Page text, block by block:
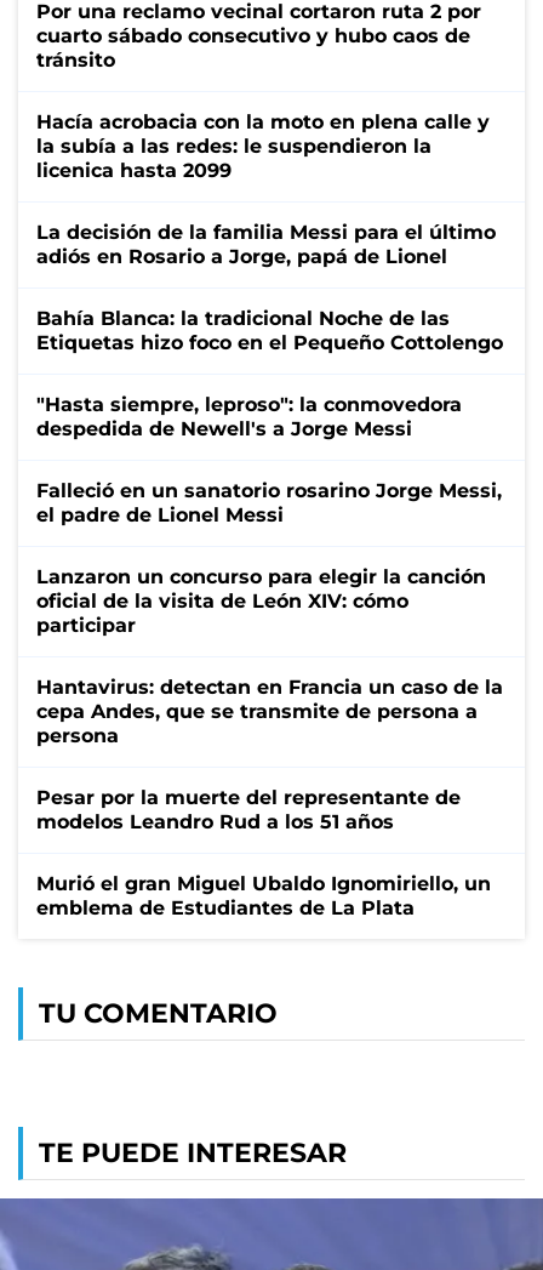
Por una reclamo vecinal cortaron ruta 2 por
cuarto sábado consecutivo y hubo caos de
tránsito
Hacía acrobacia con la moto en plena calle y
la subía a las redes: le suspendieron la
licenica hasta 2099
La decisión de la familia Messi para el último
adiós en Rosario a Jorge, papá de Lionel
Bahía Blanca: la tradicional Noche de las
Etiquetas hizo foco en el Pequeño Cottolengo
"Hasta siempre, leproso": la conmovedora
despedida de Newell's a Jorge Messi
Falleció en un sanatorio rosarino Jorge Messi,
el padre de Lionel Messi
Lanzaron un concurso para elegir la canción
oficial de la visita de León XIV: cómo
participar
Hantavirus: detectan en Francia un caso de la
cepa Andes, que se transmite de persona a
persona
Pesar por la muerte del representante de
modelos Leandro Rud a los 51 años
Murió el gran Miguel Ubaldo Ignomiriello, un
emblema de Estudiantes de La Plata
TU COMENTARIO
TE PUEDE INTERESAR